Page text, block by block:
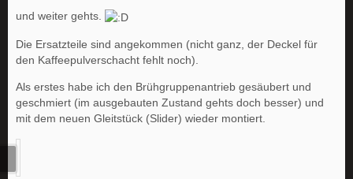
und weiter gehts.
Die Ersatzteile sind angekommen (nicht ganz, der Deckel für
den Kaffeepulverschacht fehlt noch).
Als erstes habe ich den Brühgruppenantrieb gesäubert und
geschmiert (im ausgebauten Zustand gehts doch besser) und
mit dem neuen Gleitstück (Slider) wieder montiert.